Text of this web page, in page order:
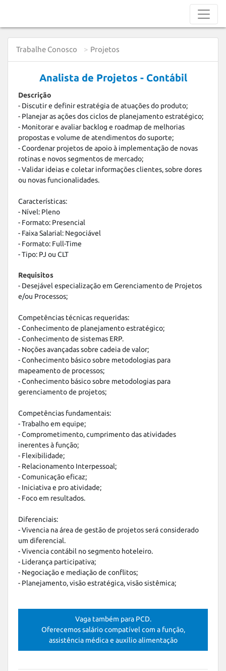
Trabalhe Conosco Projetos
Analista de Projetos - Contábil
Descrição
- Discutir e definir estratégia de atuações do produto;
- Planejar as ações dos ciclos de planejamento estratégico;
- Monitorar e avaliar backlog e roadmap de melhorias
propostas e volume de atendimentos do suporte;
- Coordenar projetos de apoio à implementação de novas
rotinas e novos segmentos de mercado;
- Validar ideias e coletar informações clientes, sobre dores
ou novas funcionalidades.
Características:
- Nível: Pleno
- Formato: Presencial
- Faixa Salarial: Negociável
- Formato: Full-Time
- Tipo: PJ ou CLT
Requisitos
- Desejável especialização em Gerenciamento de Projetos
e/ou Processos;
Competências técnicas requeridas:
- Conhecimento de planejamento estratégico;
- Conhecimento de sistemas ERP.
- Noções avançadas sobre cadeia de valor;
- Conhecimento básico sobre metodologias para
mapeamento de processos;
- Conhecimento básico sobre metodologias para
gerenciamento de projetos;
Competências fundamentais:
- Trabalho em equipe;
- Comprometimento, cumprimento das atividades
inerentes à função;
- Flexibilidade;
- Relacionamento Interpessoal;
- Comunicação eficaz;
- Iniciativa e pro atividade;
- Foco em resultados.
Diferenciais:
- Vivencia na área de gestão de projetos será considerado
um diferencial.
- Vivencia contábil no segmento hoteleiro.
- Liderança participativa;
- Negociação e mediação de conflitos;
- Planejamento, visão estratégica, visão sistêmica;
Vaga também para PCD.
Oferecemos salário compatível com a função,
assistência médica e auxílio alimentação